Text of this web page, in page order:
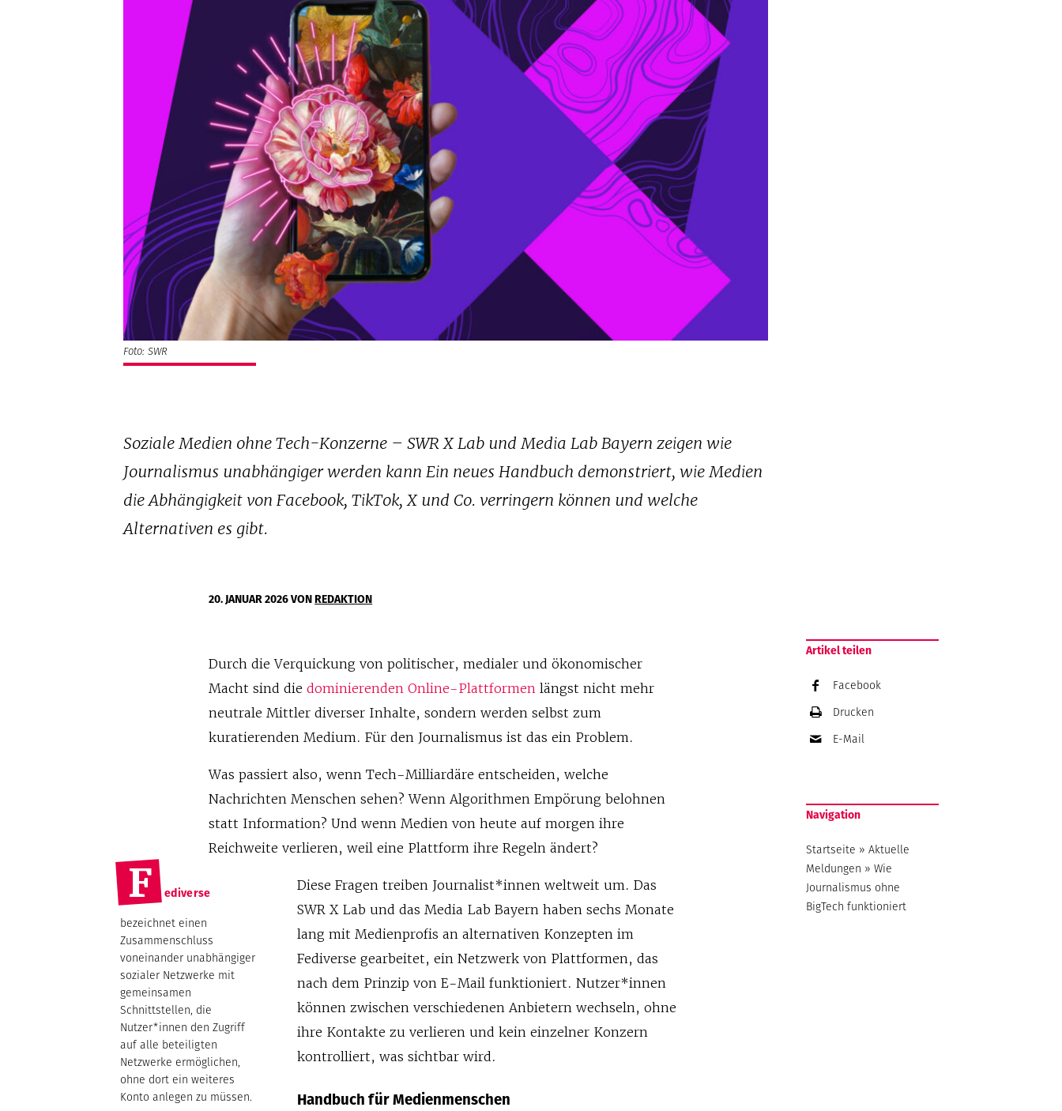
Foto: SWR
Soziale Medien ohne Tech-Konzerne – SWR X Lab und Media Lab Bayern zeigen wie
Journalismus unabhängiger werden kann Ein neues Handbuch demonstriert, wie Medien
die Abhängigkeit von Facebook, TikTok, X und Co. verringern können und welche
Alternativen es gibt.
20. JANUAR 2026VON REDAKTION
Durch die Verquickung von politischer, medialer und ökonomischer
Macht sind diedominierenden Online-Plattformen längst nicht mehr
neutrale Mittler diverser Inhalte, sondern werden selbst zum
kuratierenden Medium. Für den Journalismus ist das ein Problem.
Was passiert also, wenn Tech-Milliardäre entscheiden, welche
Nachrichten Menschen sehen? Wenn Algorithmen Empörung belohnen
statt Information? Und wenn Medien von heute auf morgen ihre
Reichweite verlieren, weil eine Plattform ihre Regeln ändert?
F
ediverse
bezeichnet einen
Zusammenschluss
voneinander unabhängiger
sozialer Netzwerke mit
gemeinsamen
Schnittstellen, die
Nutzer*innen den Zugriff
auf alle beteiligten
Netzwerke ermöglichen,
ohne dort ein weiteres
Konto anlegen zu müssen.
Diese Fragen treiben Journalist*innen weltweit um. Das
SWR X Lab und das Media Lab Bayern haben sechs Monate
lang mit Medienprofis an alternativen Konzepten im
Fediverse gearbeitet, ein Netzwerk von Plattformen, das
nach dem Prinzip von E-Mail funktioniert. Nutzer*innen
können zwischen verschiedenen Anbietern wechseln, ohne
ihre Kontakte zu verlieren und kein einzelner Konzern
kontrolliert, was sichtbar wird.
Handbuch für Medienmenschen
Artikel teilen
Facebook
Drucken
E-Mail
Navigation
Startseite »Aktuelle
Meldungen »Wie
Journalismus ohne
BigTech funktioniert